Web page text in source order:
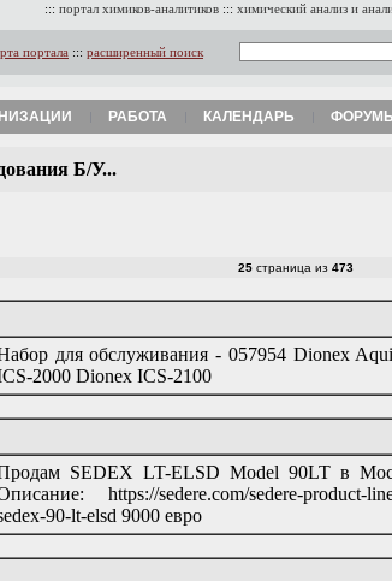
::: портал химиков-аналитиков ::: химический анализ и
портала ::: расширенный поиск
РАБОТА КАЛЕНДАРЬ ФОРУМЫ
Б/У...
25 страница из 473
для обслуживания - 057954 Dionex
2000 Dionex ICS-2100
SEDEX LT-ELSD Model 90LT в
https://sedere.com/sedere-product-
90-lt-elsd 9000 евро